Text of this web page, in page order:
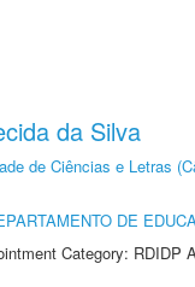
da Silva
de Ciências e Letras
DE
Category: RDIDP